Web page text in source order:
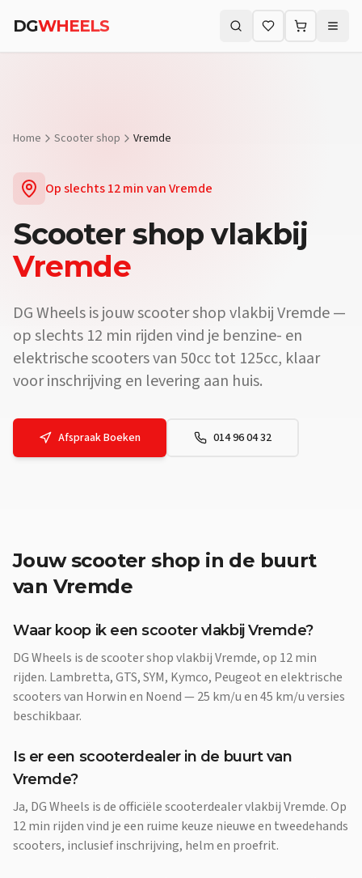
Vraag:Is er een scooterdealer in de buurt van Vremde? Antwoord:
DGWHEELS Zoeken (⌘K)
Home Scooter shop Vremde
Op slechts12 minvanVremde
Scooter shopvlakbij
Vremde
DG Wheels is jouw scooter shop vlakbij Vremde —
op slechts 12 min rijden vind je benzine- en
elektrische scooters van 50cc tot 125cc, klaar
voor inschrijving en levering aan huis.
Afspraak Boeken 014 96 04 32
Jouwscooter shop in de buurt
van Vremde
Waar koop ik een scooter vlakbij Vremde?
DG Wheels is de scooter shop vlakbij Vremde, op 12 min
rijden. Lambretta, GTS, SYM, Kymco, Peugeot en elektrische
scooters van Horwin en Noend — 25 km/u en 45 km/u versies
beschikbaar.
Is er een scooterdealer in de buurt van
Vremde?
Ja, DG Wheels is de officiële scooterdealer vlakbij Vremde. Op
12 min rijden vind je een ruime keuze nieuwe en tweedehands
scooters, inclusief inschrijving, helm en proefrit.